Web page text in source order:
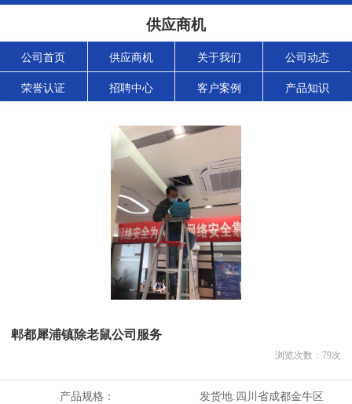
供应商机
公司首页 供应商机 关于我们 公司动态
荣誉认证 招聘中心 客户案例 产品知识
郫都犀浦镇除老鼠公司服务
浏览次数： 79次
产品规格： 发货地:四川省成都金牛区